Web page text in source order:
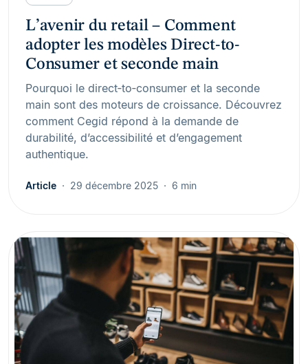
L’avenir du retail – Comment
adopter les modèles Direct-to-
Consumer et seconde main
Pourquoi le direct‑to‑consumer et la seconde
main sont des moteurs de croissance. Découvrez
comment Cegid répond à la demande de
durabilité, d’accessibilité et d’engagement
authentique.
Article 29 décembre 2025 6 min